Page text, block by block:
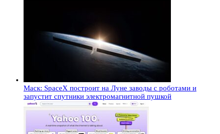
Маск: SpaceX построит на Луне заводы с роботами и
запустит спутники электромагнитной пушкой